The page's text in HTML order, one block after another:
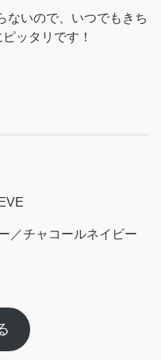
ないので、いつでもきち
ッタリです！
／チャコールネイビー